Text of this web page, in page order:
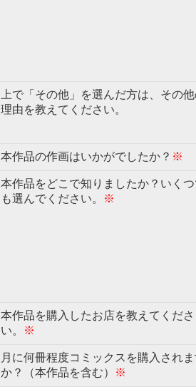
上で「その他」を選んだ方は、その
理由を教えてください。
本作品の作画はいかがでしたか？ ※
本作品をどこで知りましたか？いく
も選んでください。
※
本作品を購入したお店を教えてくださ
い。
※
月に何冊程度コミックスを購入され
か？（本作品を含む）
※